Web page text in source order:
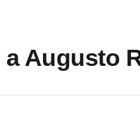
Augusto